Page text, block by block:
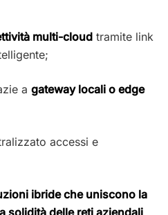
multi-cloud tramite link
a gateway locali o edge
accessi e
ibride che uniscono la